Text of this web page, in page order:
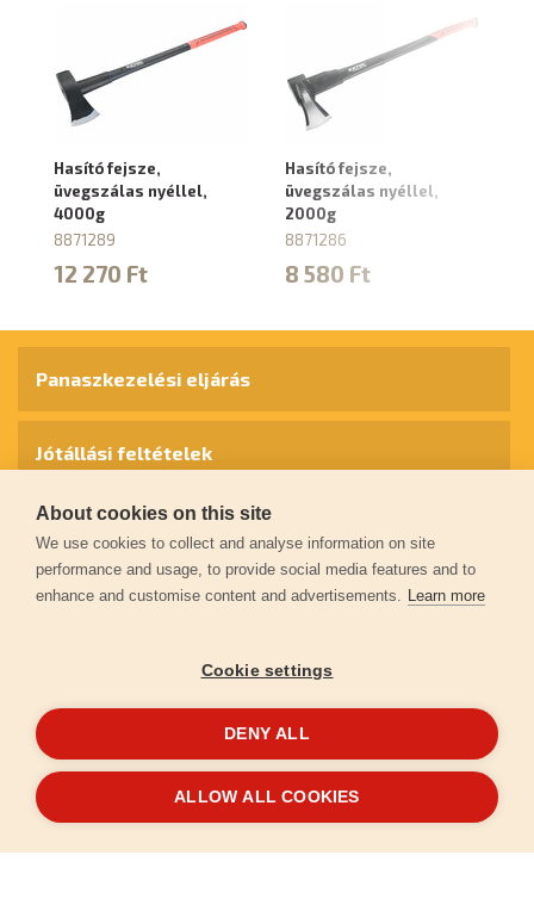
Hasító fejsze,
üvegszálas nyéllel,
4000g
8871289
12 270 Ft
Hasító fejsze,
üvegszálas nyéllel,
2000g
8871286
8 580 Ft
© 2026extol.hu- Minden jog fenntartva
Panaszkezelési eljárás
Jótállási feltételek
Személyes adatok védelme
Kapcsolat
Garancia regisztráció
LétrehoztaFEO
About cookies on this site
We use cookies to collect and analyse information on site
performance and usage, to provide social media features and to
enhance and customise content and advertisements. Learn more
Cookie settings
DENY ALL
ALLOW ALL COOKIES